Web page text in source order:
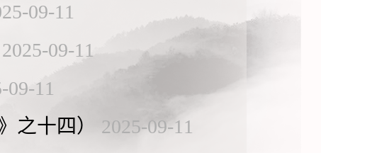
09-11
2025-09-11
09-11
之十四）
2025-09-11